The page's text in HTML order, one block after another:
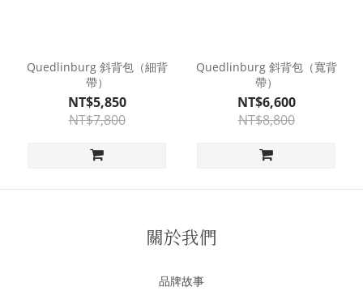
Quedlinburg 斜背包（細背
帶）
NT$5,850
NT$7,800
Quedlinburg 斜背包（寬背
帶）
NT$6,600
NT$8,800
關於我們
品牌故事